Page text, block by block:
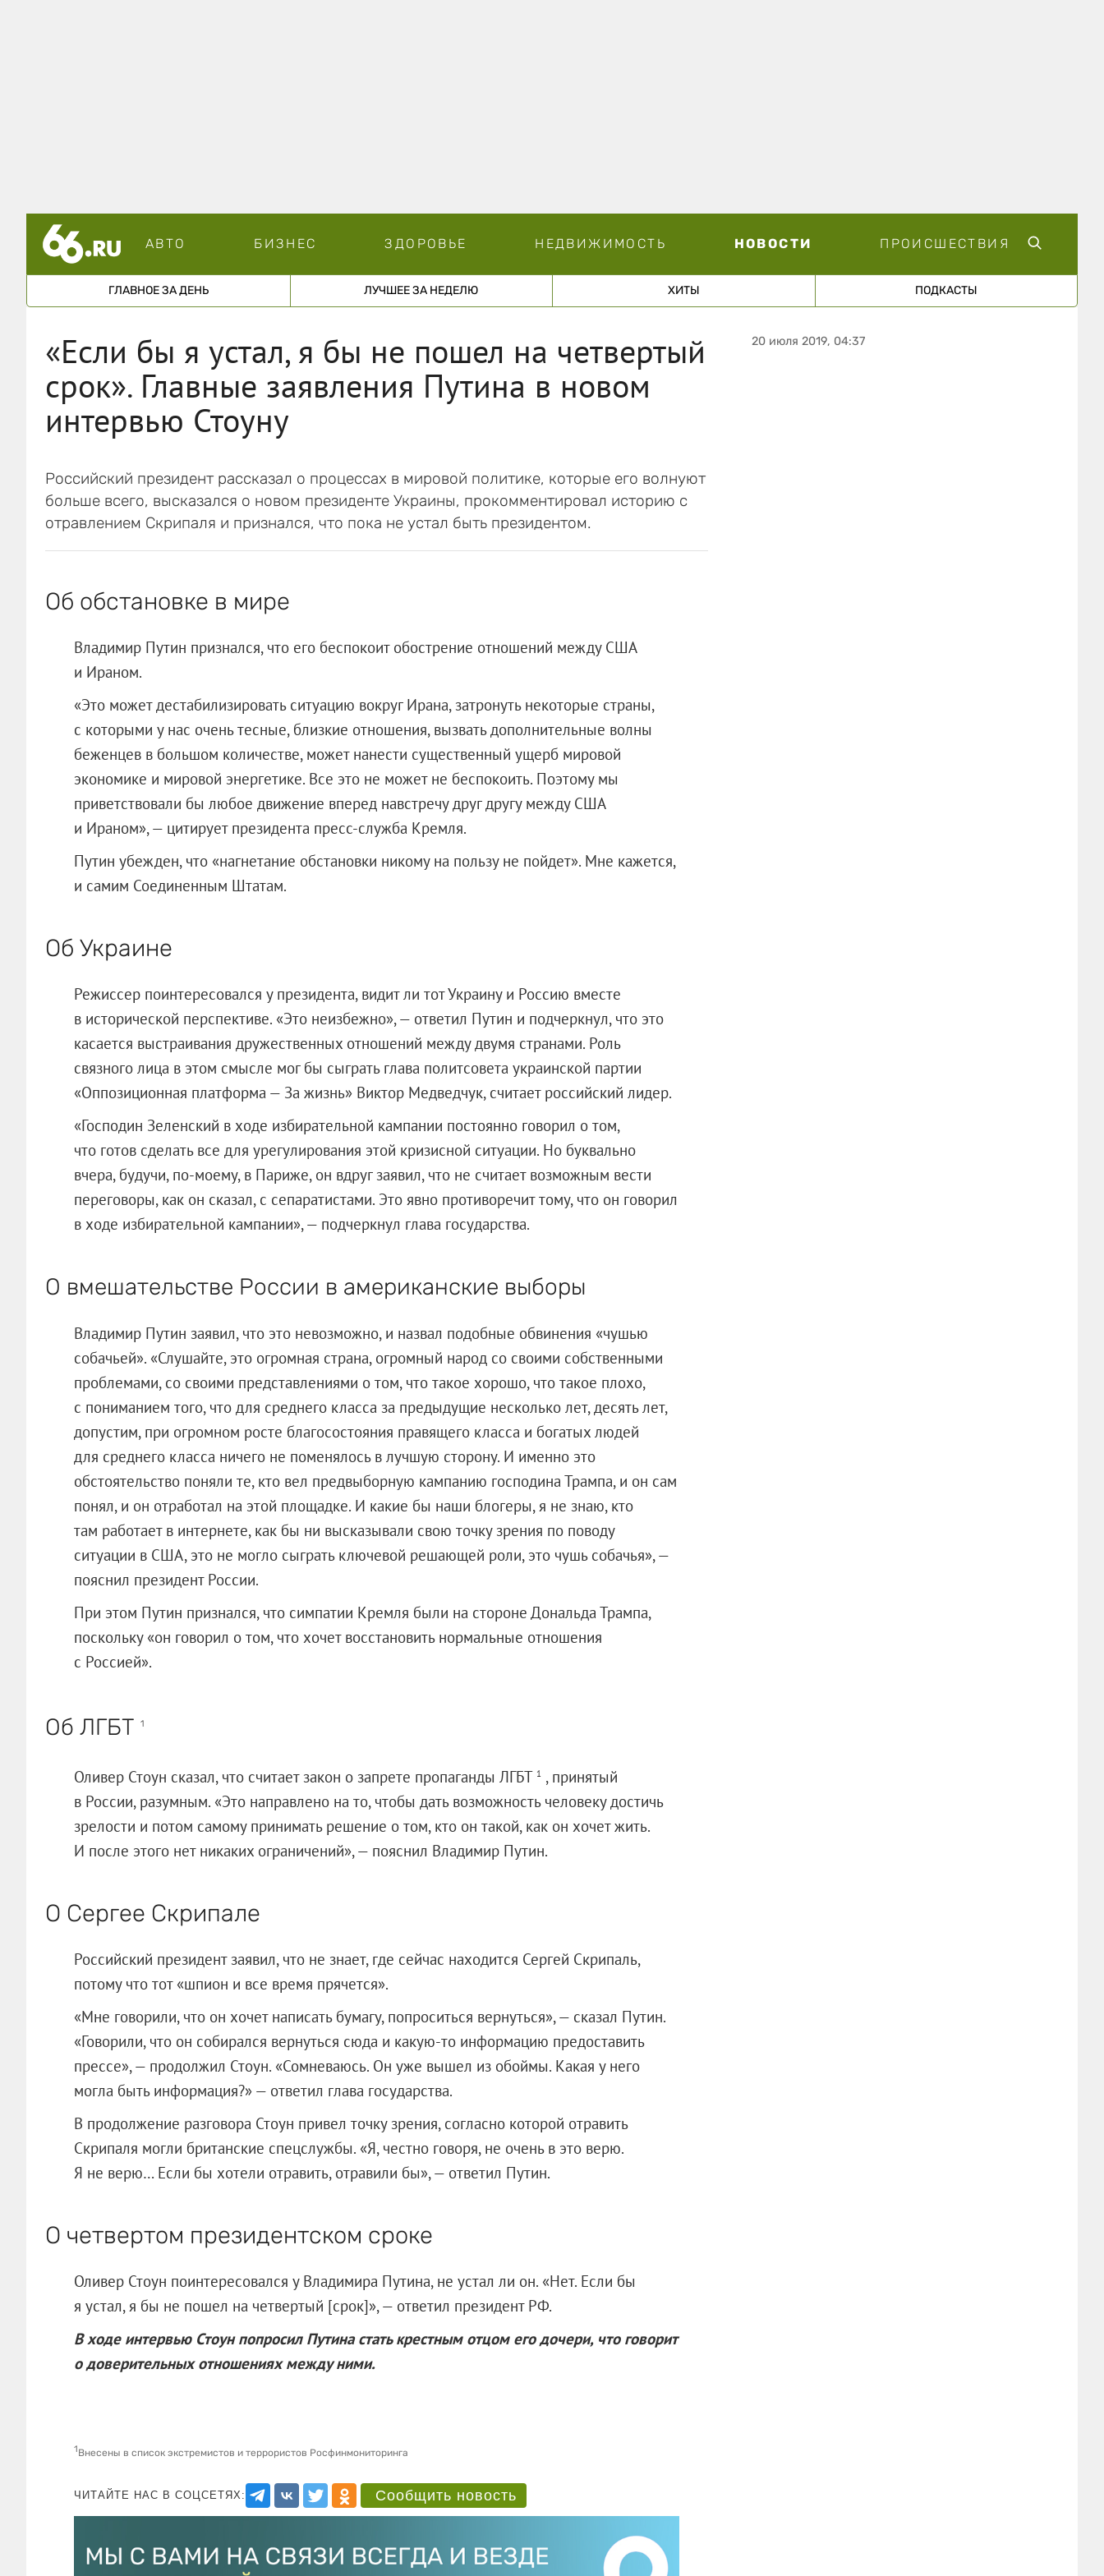
АВТО БИЗНЕС ЗДОРОВЬЕ НЕДВИЖИМОСТЬ НОВОСТИ ПРОИСШЕСТВИЯ
ГЛАВНОЕ ЗА ДЕНЬ ЛУЧШЕЕ ЗА НЕДЕЛЮ ХИТЫ ПОДКАСТЫ
«Если бы я устал, я бы не пошел на четвертый
срок». Главные заявления Путина в новом
интервью Стоуну
Российский президент рассказал о процессах в мировой политике, которые его волнуют
больше всего, высказался о новом президенте Украины, прокомментировал историю с
отравлением Скрипаля и признался, что пока не устал быть президентом.
Об обстановке в мире
Владимир Путин признался, что его беспокоит обострение отношений между США
и Ираном.
«Это может дестабилизировать ситуацию вокруг Ирана, затронуть некоторые страны,
с которыми у нас очень тесные, близкие отношения, вызвать дополнительные волны
беженцев в большом количестве, может нанести существенный ущерб мировой
экономике и мировой энергетике. Все это не может не беспокоить. Поэтому мы
приветствовали бы любое движение вперед навстречу друг другу между США
и Ираном», — цитирует президента пресс-служба Кремля.
Путин убежден, что «нагнетание обстановки никому на пользу не пойдет». Мне кажется,
и самим Соединенным Штатам.
Об Украине
Режиссер поинтересовался у президента, видит ли тот Украину и Россию вместе
в исторической перспективе. «Это неизбежно», — ответил Путин и подчеркнул, что это
касается выстраивания дружественных отношений между двумя странами. Роль
связного лица в этом смысле мог бы сыграть глава политсовета украинской партии
«Оппозиционная платформа — За жизнь» Виктор Медведчук, считает российский лидер.
«Господин Зеленский в ходе избирательной кампании постоянно говорил о том,
что готов сделать все для урегулирования этой кризисной ситуации. Но буквально
вчера, будучи, по-моему, в Париже, он вдруг заявил, что не считает возможным вести
переговоры, как он сказал, с сепаратистами. Это явно противоречит тому, что он говорил
в ходе избирательной кампании», — подчеркнул глава государства.
О вмешательстве России в американские выборы
Владимир Путин заявил, что это невозможно, и назвал подобные обвинения «чушью
собачьей». «Слушайте, это огромная страна, огромный народ со своими собственными
проблемами, со своими представлениями о том, что такое хорошо, что такое плохо,
с пониманием того, что для среднего класса за предыдущие несколько лет, десять лет,
допустим, при огромном росте благосостояния правящего класса и богатых людей
для среднего класса ничего не поменялось в лучшую сторону. И именно это
обстоятельство поняли те, кто вел предвыборную кампанию господина Трампа, и он сам
понял, и он отработал на этой площадке. И какие бы наши блогеры, я не знаю, кто
там работает в интернете, как бы ни высказывали свою точку зрения по поводу
ситуации в США, это не могло сыграть ключевой решающей роли, это чушь собачья», —
пояснил президент России.
При этом Путин признался, что симпатии Кремля были на стороне Дональда Трампа,
поскольку «он говорил о том, что хочет восстановить нормальные отношения
с Россией».
Об ЛГБТ 1
Оливер Стоун сказал, что считает закон о запрете пропаганды ЛГБТ 1 , принятый
в России, разумным. «Это направлено на то, чтобы дать возможность человеку достичь
зрелости и потом самому принимать решение о том, кто он такой, как он хочет жить.
И после этого нет никаких ограничений», — пояснил Владимир Путин.
О Сергее Скрипале
Российский президент заявил, что не знает, где сейчас находится Сергей Скрипаль,
потому что тот «шпион и все время прячется».
«Мне говорили, что он хочет написать бумагу, попроситься вернуться», — сказал Путин.
«Говорили, что он собирался вернуться сюда и какую-то информацию предоставить
прессе», — продолжил Стоун. «Сомневаюсь. Он уже вышел из обоймы. Какая у него
могла быть информация?» — ответил глава государства.
В продолжение разговора Стоун привел точку зрения, согласно которой отравить
Скрипаля могли британские спецслужбы. «Я, честно говоря, не очень в это верю.
Я не верю… Если бы хотели отравить, отравили бы», — ответил Путин.
О четвертом президентском сроке
Оливер Стоун поинтересовался у Владимира Путина, не устал ли он. «Нет. Если бы
я устал, я бы не пошел на четвертый [срок]», — ответил президент РФ.
В ходе интервью Стоун попросил Путина стать крестным отцом его дочери, что говорит
о доверительных отношениях между ними.
1Внесены в список экстремистов и террористов Росфинмониторинга
ЧИТАЙТЕ НАС В СОЦСЕТЯХ: Сообщить новость
20 июля 2019, 04:37